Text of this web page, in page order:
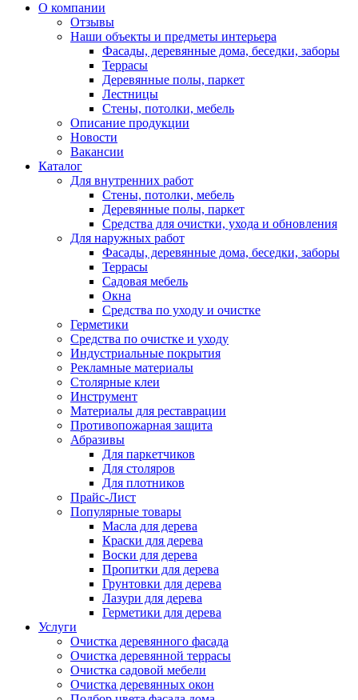
О компании
Отзывы
Наши объекты и предметы интерьера
Фасады, деревянные дома, беседки, заборы
Террасы
Деревянные полы, паркет
Лестницы
Стены, потолки, мебель
Описание продукции
Новости
Вакансии
Каталог
Для внутренних работ
Стены, потолки, мебель
Деревянные полы, паркет
Средства для очистки, ухода и обновления
Для наружных работ
Фасады, деревянные дома, беседки, заборы
Террасы
Садовая мебель
Окна
Средства по уходу и очистке
Герметики
Средства по очистке и уходу
Индустриальные покрытия
Рекламные материалы
Столярные клеи
Инструмент
Материалы для реставрации
Противопожарная защита
Абразивы
Для паркетчиков
Для столяров
Для плотников
Прайс-Лист
Популярные товары
Масла для дерева
Краски для дерева
Воски для дерева
Пропитки для дерева
Грунтовки для дерева
Лазури для дерева
Герметики для дерева
Услуги
Очистка деревянного фасада
Очистка деревянной террасы
Очистка садовой мебели
Очистка деревянных окон